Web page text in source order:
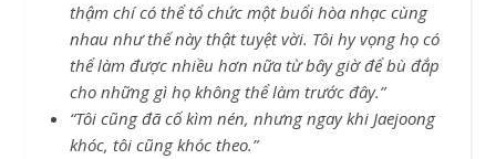
thậm chí có thể tổ chức một buổi hòa nhạc cùng
nhau như thế này thật tuyệt vời. Tôi hy vọng họ có
thể làm được nhiều hơn nữa từ bây giờ để bù đắp
cho những gì họ không thể làm trước đây.”
“Tôi cũng đã cố kìm nén, nhưng ngay khi Jaejoong
khóc, tôi cũng khóc theo.”